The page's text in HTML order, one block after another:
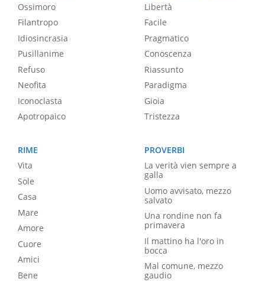
Ossimoro
Filantropo
Idiosincrasia
Pusillanime
Refuso
Neofita
Iconoclasta
Apotropaico
Libertà
Facile
Pragmatico
Conoscenza
Riassunto
Paradigma
Gioia
Tristezza
RIME
Vita
Sole
Casa
Mare
Amore
Cuore
Amici
Bene
PROVERBI
La verità vien sempre a
galla
Uomo avvisato, mezzo
salvato
Una rondine non fa
primavera
Il mattino ha l'oro in
bocca
Mal comune, mezzo
gaudio